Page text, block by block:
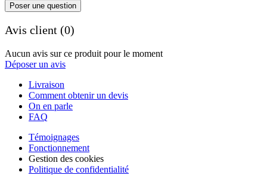
Poser une question
Avis client (0)
Aucun avis sur ce produit pour le moment
Déposer un avis
Livraison
Comment obtenir un devis
On en parle
FAQ
Témoignages
Fonctionnement
Gestion des cookies
Politique de confidentialité